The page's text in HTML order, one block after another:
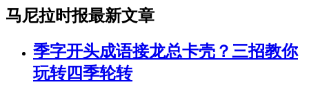
马尼拉时报最新文章
季字开头成语接龙总卡壳？三招教你
玩转四季轮转